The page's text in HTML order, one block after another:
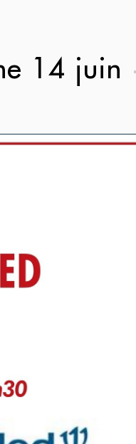
14 juin